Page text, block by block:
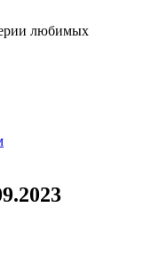
любимых